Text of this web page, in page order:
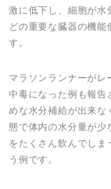
激に低下し、細胞が水
どの重要な臓器の機能
す。
マラソンランナーがレ
中毒になった例も報告
めな水分補給が出来な
態で体内の水分量が少
をたくさん飲んでしま
う例です。